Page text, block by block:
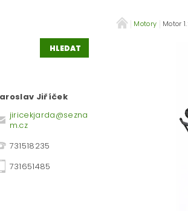
Jiříček
jiricekjarda@sezna
m.cz
731518235
731651485
Motory Motor